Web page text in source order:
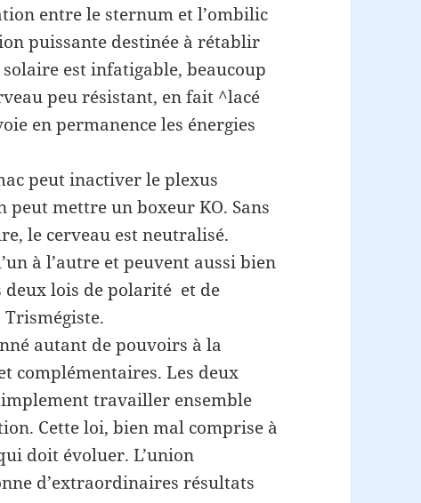
entre le sternum et l’ombilic
puissante destinée à rétablir
est infatigable, beaucoup
peu résistant, en fait ^lacé
en permanence les énergies
peut inactiver le plexus
peut mettre un boxeur KO. Sans
le cerveau est neutralisé.
à l’autre et peuvent aussi bien
deux lois de polarité et de
autant de pouvoirs à la
complémentaires. Les deux
travailler ensemble
Cette loi, bien mal comprise à
doit évoluer. L’union
d’extraordinaires résultats